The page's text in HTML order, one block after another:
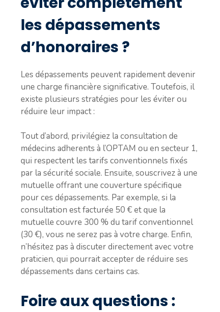
les dépassements
d’honoraires ?
Les dépassements peuvent rapidement devenir
une charge financière significative. Toutefois, il
existe plusieurs stratégies pour les éviter ou
réduire leur impact :
Tout d’abord, privilégiez la consultation de
médecins adherents à l’OPTAM ou en secteur 1,
qui respectent les tarifs conventionnels fixés
par la sécurité sociale. Ensuite, souscrivez à une
mutuelle offrant une couverture spécifique
pour ces dépassements. Par exemple, si la
consultation est facturée 50 € et que la
mutuelle couvre 300 % du tarif conventionnel
(30 €), vous ne serez pas à votre charge. Enfin,
n’hésitez pas à discuter directement avec votre
praticien, qui pourrait accepter de réduire ses
dépassements dans certains cas.
Foire aux questions :